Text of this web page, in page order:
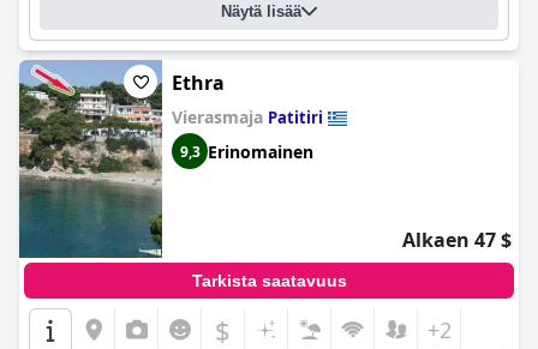
Näytä lisää
Ethra
Vierasmaja Patitiri
9,3 Erinomainen
Alkaen 47 $
Tarkista saatavuus
$ +2